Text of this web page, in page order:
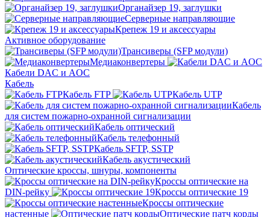
Органайзер 19, заглушки
Серверные направляющие
Крепеж 19 и аксессуары
Активное оборудование
Трансиверы (SFP модули)
Медиаконвертеры
Кабели DAC и AOC
Кабель
Кабель FTP
Кабель UTP
Кабель
для систем пожарно-охранной сигнализации
Кабель оптический
Кабель телефонный
Кабель SFTP, SSTP
Кабель акустический
Оптические кроссы, шнуры, компоненты
Кроссы оптические на
DIN-рейку
Кроссы оптические 19
Кроссы оптические
настенные
Оптические патч корды